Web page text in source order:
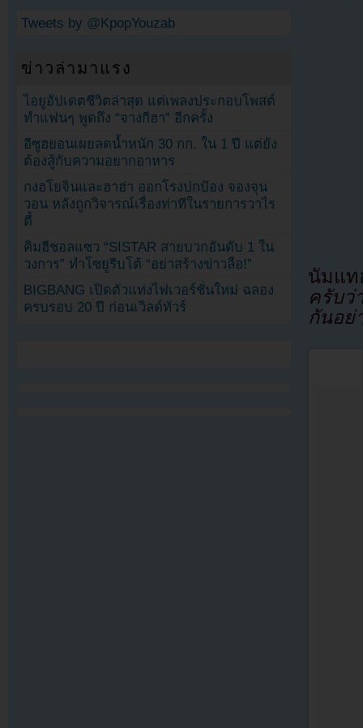
นัมแท
ครับว่
กันอย่
Tweets by @KpopYouzab
ข่าวล่ามาแรง
ไอยูอัปเดตชีวิตล่าสุด แต่เพลงประกอบโพสต์
ทำแฟนๆ พูดถึง “จางกีฮา” อีกครั้ง
อีซูฮยอนเผยลดน้ำหนัก 30 กก. ใน 1 ปี แต่ยัง
ต้องสู้กับความอยากอาหาร
กงฮโยจินและฮาฮ่า ออกโรงปกป้อง จองจุน
วอน หลังถูกวิจารณ์เรื่องท่าทีในรายการวาไร
ตี้
คิมฮีชอลแซว “SISTAR สายบวกอันดับ 1 ใน
วงการ” ทำโซยูรีบโต้ “อย่าสร้างข่าวลือ!”
BIGBANG เปิดตัวแท่งไฟเวอร์ชั่นใหม่ ฉลอง
ครบรอบ 20 ปี ก่อนเวิลด์ทัวร์